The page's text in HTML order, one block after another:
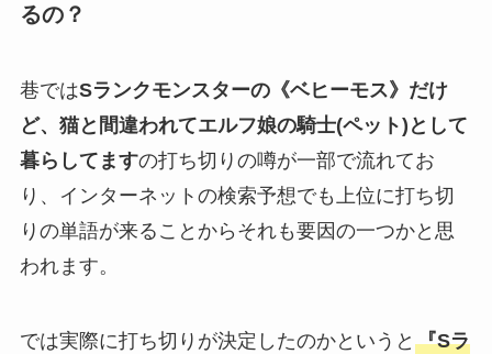
るの？
巷ではSランクモンスターの《ベヒーモス》だけ
ど、猫と間違われてエルフ娘の騎士(ペット)として
暮らしてますの打ち切りの噂が一部で流れてお
り、インターネットの検索予想でも上位に打ち切
りの単語が来ることからそれも要因の一つかと思
われます。
では実際に打ち切りが決定したのかというと 『Sラ